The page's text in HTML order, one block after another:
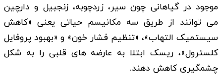
موجود در گیاهانی چون سیر، زردچوبه، زنجبیل و دارچین
می توانند از طریق سه مکانیسم حیاتی یعنی «کاهش
سیستمیک التهاب»، «تنظیم فشار خون» و «بهبود پروفایل
کلسترول»، ریسک ابتلا به عارضه های قلبی را به شکل
چشمگیری کاهش دهند.